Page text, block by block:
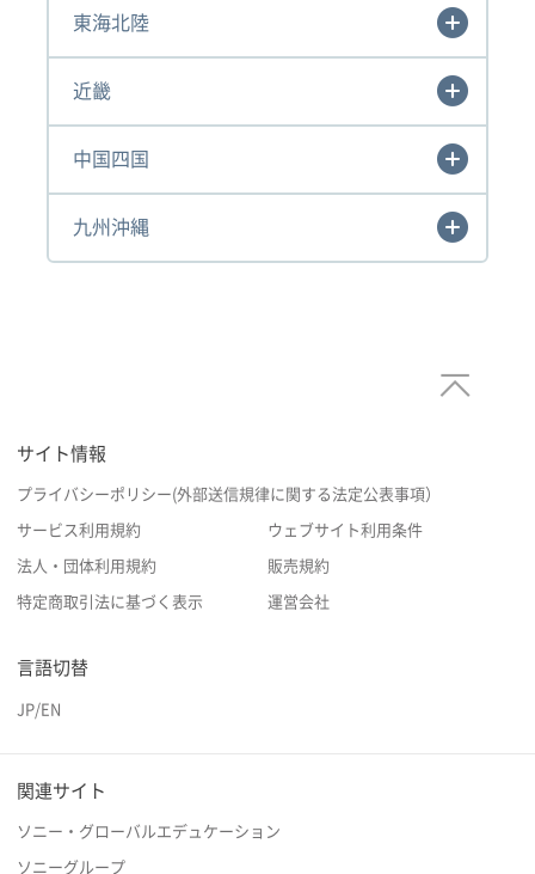
東海北陸
近畿
中国四国
九州沖縄
サイト情報
プライバシーポリシー(外部送信規律に関する法定公表事項）
サービス利用規約 ウェブサイト利用条件
法人・団体利用規約 販売規約
特定商取引法に基づく表示 運営会社
言語切替
JP/EN
関連サイト
ソニー・グローバルエデュケーション
ソニーグループ